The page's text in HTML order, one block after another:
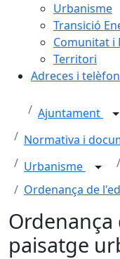
Urbanisme
Transició
Comunitat i
Territori
Adreces i
Ajuntament
Normativa i
Urbanisme
Ordenança de
Ordenança
paisatge